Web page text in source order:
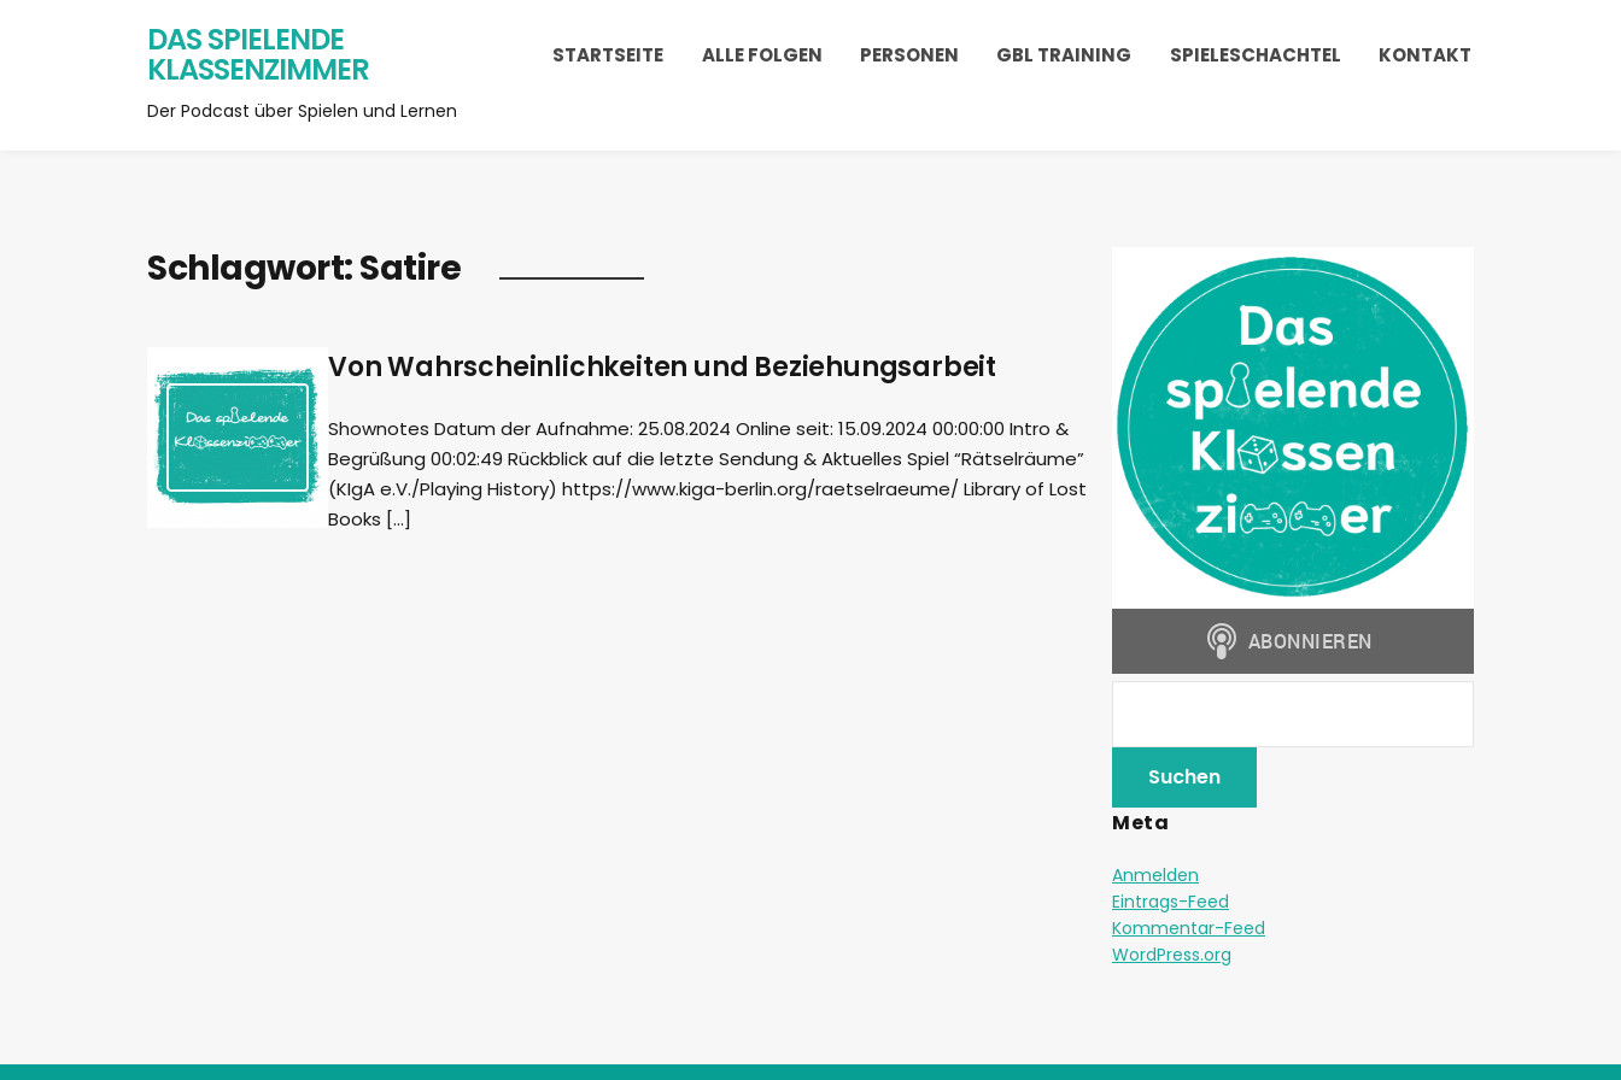
DAS SPIELENDE
KLASSENZIMMER
Der Podcast über Spielen und Lernen
STARTSEITE ALLE FOLGEN PERSONEN GBL TRAINING SPIELESCHACHTEL KONTAKT
Schlagwort:Satire
Von Wahrscheinlichkeiten und Beziehungsarbeit
Shownotes Datum der Aufnahme: 25.08.2024 Online seit: 15.09.2024 00:00:00 Intro &
Begrüßung 00:02:49 Rückblick auf die letzte Sendung & Aktuelles Spiel “Rätselräume”
(KIgA e.V./Playing History) https://www.kiga-berlin.org/raetselraeume/ Library of Lost
Books […]
Meta
Anmelden
Eintrags-Feed
Kommentar-Feed
WordPress.org